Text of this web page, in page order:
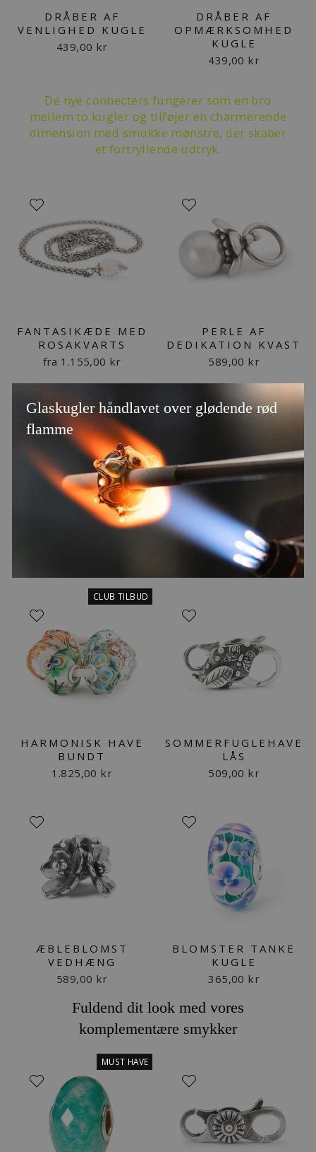
DRÅBER AF
VENLIGHED KUGLE
439,00 kr
DRÅBER AF
OPMÆRKSOMHED
KUGLE
439,00 kr
De nye connecters fungerer som en bro
mellem to kugler og tilføjer en charmerende
dimension med smukke mønstre, der skaber
et fortryllende udtryk.
FANTASIKÆDE MED
ROSAKVARTS
fra 1.155,00 kr
PERLE AF
DEDIKATION KVAST
589,00 kr
Glaskugler håndlavet over glødende rød
flamme
CLUB TILBUD
HARMONISK HAVE
BUNDT
1.825,00 kr
SOMMERFUGLEHAVE
LÅS
509,00 kr
ÆBLEBLOMST
VEDHÆNG
589,00 kr
BLOMSTER TANKE
KUGLE
365,00 kr
Fuldend dit look med vores
komplementære smykker
MUST HAVE